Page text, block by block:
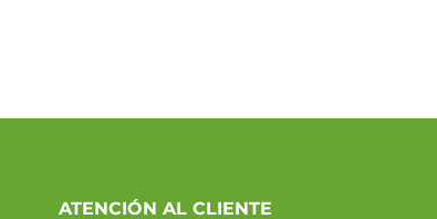
ATENCIÓN AL CLIENTE